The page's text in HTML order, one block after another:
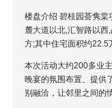
楼盘介绍 碧桂园荟隽棠
麓大道以北,汇智路以
方;其中住宅面积约22.5
本次活动大约200多业
晚宴的氛围布置、提供
别融洽，让邻里之间的